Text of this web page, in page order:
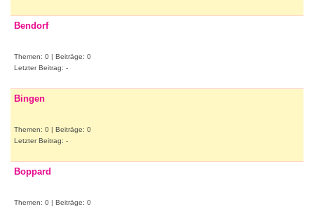
Bendorf
Themen: 0 | Beiträge: 0
Letzter Beitrag: -
Bingen
Themen: 0 | Beiträge: 0
Letzter Beitrag: -
Boppard
Themen: 0 | Beiträge: 0